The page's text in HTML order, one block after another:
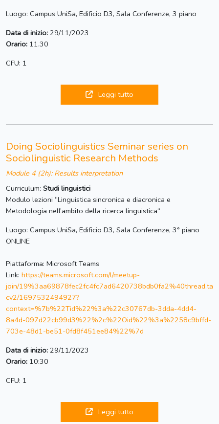
Luogo: Campus UniSa, Edificio D3, Sala Conferenze, 3 piano
Data di inizio: 29/11/2023
Orario: 11.30
CFU: 1
Leggi tutto
Doing Sociolinguistics Seminar series on
Sociolinguistic Research Methods
Module 4 (2h): Results interpretation
Curriculum: Studi linguistici
Modulo lezioni “Linguistica sincronica e diacronica e
Metodologia nell’ambito della ricerca linguistica“
Luogo: Campus UniSa, Edificio D3, Sala Conferenze, 3° piano
ONLINE
Piattaforma: Microsoft Teams
Link: https://teams.microsoft.com/l/meetup-
join/19%3aa69878fec2fc4fc7ad6420738bdb0fa2%40thread.ta
cv2/1697532494927?
context=%7b%22Tid%22%3a%22c30767db-3dda-4dd4-
8a4d-097d22cb99d3%22%2c%22Oid%22%3a%2258c9bffd-
703e-48d1-be51-0fd8f451ee84%22%7d
Data di inizio: 29/11/2023
Orario: 10:30
CFU: 1
Leggi tutto